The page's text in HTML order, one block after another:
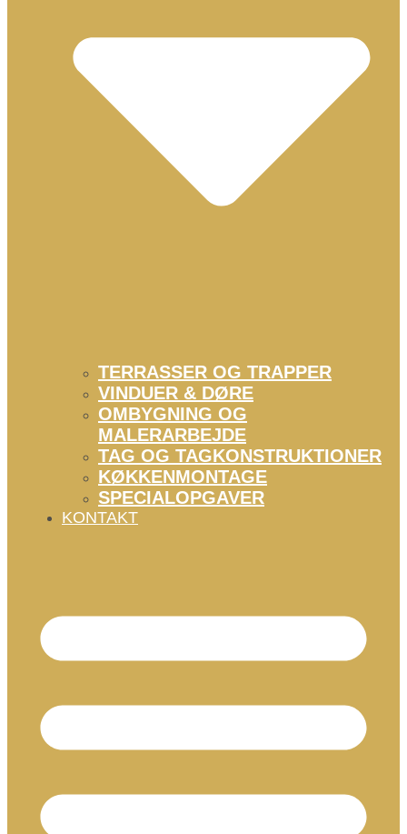
TERRASSER OG TRAPPER
VINDUER & DØRE
OMBYGNING OG
MALERARBEJDE
TAG OG TAGKONSTRUKTIONER
KØKKENMONTAGE
SPECIALOPGAVER
KONTAKT